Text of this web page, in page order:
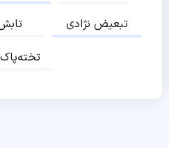
تبعیض نژادی